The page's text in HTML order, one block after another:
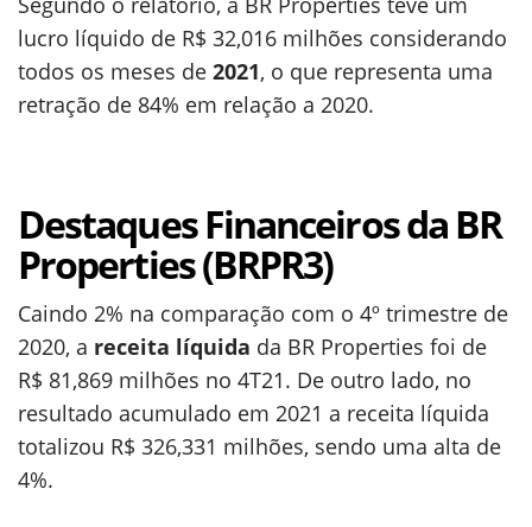
lucro líquido de R$ 32,016 milhões considerando
todos os meses de 2021, o que representa uma
retração de 84% em relação a 2020.
Destaques Financeiros da BR
Properties (BRPR3)
Caindo 2% na comparação com o 4º trimestre de
2020, a receita líquida da BR Properties foi de
R$ 81,869 milhões no 4T21. De outro lado, no
resultado acumulado em 2021 a receita líquida
totalizou R$ 326,331 milhões, sendo uma alta de
4%.